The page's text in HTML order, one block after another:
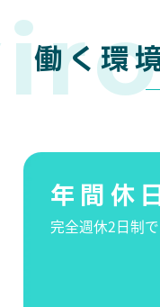
働く環
年間休
完全週休2日制